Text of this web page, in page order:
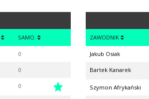
SAMO.
0
0
0
ZAWODNIK
Jakub Osiak
Bartek Kanarek
Szymon Afrykański